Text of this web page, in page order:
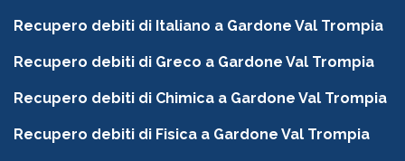
Recupero debiti di Italiano a Gardone Val Trompia
Recupero debiti di Greco a Gardone Val Trompia
Recupero debiti di Chimica a Gardone Val Trompia
Recupero debiti di Fisica a Gardone Val Trompia